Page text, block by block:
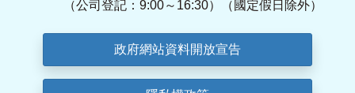
（公司登記：9:00～16:30）（國定假日除外）
政府網站資料開放宣告